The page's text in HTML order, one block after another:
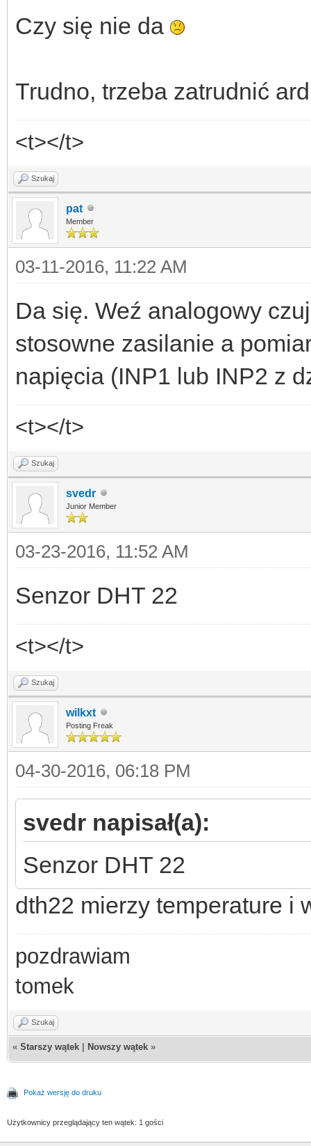
Czy się nie da
Trudno, trzeba zatrudnić
<t></t>
Szukaj
pat
Member
03-11-2016, 11:22 AM
Da się. Weź analogowy
stosowne zasilanie a
napięcia (INP1 lub INP2 z
<t></t>
Szukaj
svedr
Junior Member
03-23-2016, 11:52 AM
Senzor DHT 22
<t></t>
Szukaj
wilkxt
Posting Freak
04-30-2016, 06:18 PM
svedr napisał(a):
Senzor DHT 22
dth22 mierzy temperature i
pozdrawiam
tomek
Szukaj
« Starszy wątek Nowszy wątek »
Pokaż wersję do druku
Użytkownicy przeglądający ten wątek: 1 gości